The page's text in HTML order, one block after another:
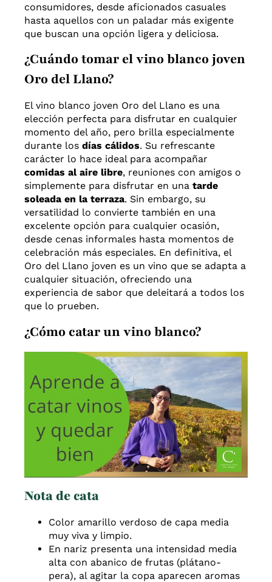
consumidores, desde aficionados casuales
hasta aquellos con un paladar más exigente
que buscan una opción ligera y deliciosa.
¿Cuándo tomar el vino blanco joven
Oro del Llano?
El vino blanco joven Oro del Llano es una
elección perfecta para disfrutar en cualquier
momento del año, pero brilla especialmente
durante los días cálidos. Su refrescante
carácter lo hace ideal para acompañar
comidas al aire libre, reuniones con amigos o
simplemente para disfrutar en una tarde
soleada en la terraza. Sin embargo, su
versatilidad lo convierte también en una
excelente opción para cualquier ocasión,
desde cenas informales hasta momentos de
celebración más especiales. En definitiva, el
Oro del Llano joven es un vino que se adapta a
cualquier situación, ofreciendo una
experiencia de sabor que deleitará a todos los
que lo prueben.
¿Cómo catar un vino blanco?
Nota de cata
Color amarillo verdoso de capa media
muy viva y limpio.
En nariz presenta una intensidad media
alta con abanico de frutas (plátano-
pera), al agitar la copa aparecen aromas